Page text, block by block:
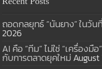
ถอดกลยุทธ์ “นันยาง” ในวัน
2026
AI คือ “ทีม” ไม่ใช่ “เครื่อง
กับการตลาดยุคใหม่